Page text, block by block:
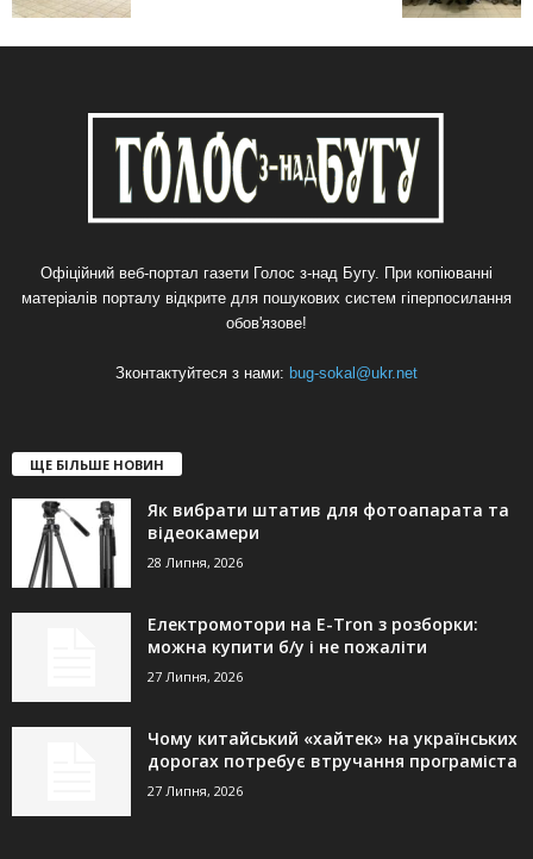
Офіційний веб-портал газети Голос з-над Бугу. При копіюванні
матеріалів порталу відкрите для пошукових систем гіперпосилання
обов'язове!
Зконтактуйтеся з нами: bug-sokal@ukr.net
ЩЕ БІЛЬШЕ НОВИН
Як вибрати штатив для фотоапарата та
відеокамери
28 Липня, 2026
Електромотори на E-Tron з розборки:
можна купити б/у і не пожаліти
27 Липня, 2026
Чому китайський «хайтек» на українських
дорогах потребує втручання програміста
27 Липня, 2026